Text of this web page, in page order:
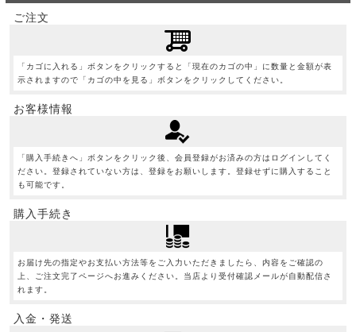
ご注文
「カゴに入れる」ボタンをクリックすると「現在のカゴの中」に数量と金額が表
示されますので「カゴの中を見る」ボタンをクリックしてください。
お客様情報
「購入手続きへ」ボタンをクリック後、会員登録がお済みの方はログインしてく
ださい。登録されていない方は、登録をお願いします。登録せずに購入すること
も可能です。
購入手続き
お届け先の指定やお支払い方法等をご入力いただきましたら、内容をご確認の
上、ご注文完了ページへお進みください。当店より受付確認メールが自動配信さ
れます。
入金・発送